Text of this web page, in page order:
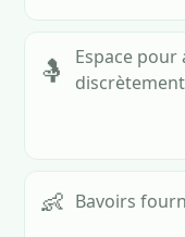
🤱
Espace pour
discrètement
👶 Bavoirs